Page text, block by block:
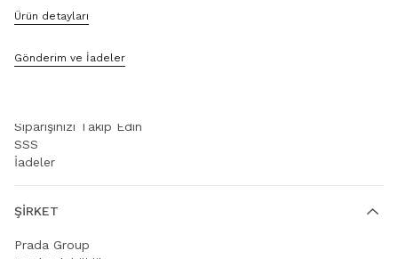
Ürün detayları
Gönderim ve İadeler
Mağaza Bul
Site Haritası
Siparişinizi Takip Edin
SSS
İadeler
ŞIRKET
Prada Group